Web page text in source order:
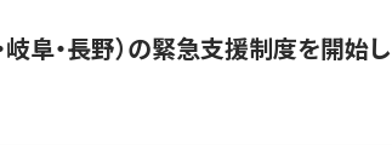
阜・長野）の緊急支援制度を開始